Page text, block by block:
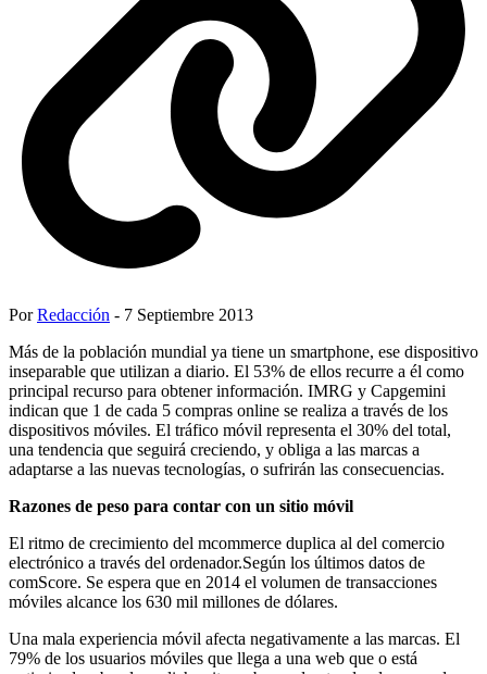
PorRedacción - 7 Septiembre 2013
Más de la población mundial ya tiene un smartphone, ese dispositivo
inseparable que utilizan a diario. El 53% de ellos recurre a él como
principal recurso para obtener información. IMRG y Capgemini
indican que 1 de cada 5 compras online se realiza a través de los
dispositivos móviles. El tráfico móvil representa el 30% del total,
una tendencia que seguirá creciendo, y obliga a las marcas a
adaptarse a las nuevas tecnologías, o sufrirán las consecuencias.
Razones de peso para contar con un sitio móvil
El ritmo de crecimiento del mcommerce duplica al del comercio
electrónico a través del ordenador.Según los últimos datos de
comScore. Se espera que en 2014 el volumen de transacciones
móviles alcance los 630 mil millones de dólares.
Una mala experiencia móvil afecta negativamente a las marcas. El
79% de los usuarios móviles que llega a una web que o está